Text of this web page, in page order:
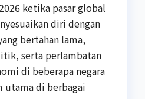
ketika pasar global
diri dengan
bertahan lama,
serta perlambatan
di beberapa negara
utama di berbagai